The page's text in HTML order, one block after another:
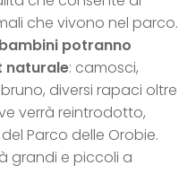
che vivono nel parco.
bambini potranno
naturale: camosci,
diversi rapaci oltre
verrà reintrodotto,
Parco delle Orobie.
grandi e piccoli a